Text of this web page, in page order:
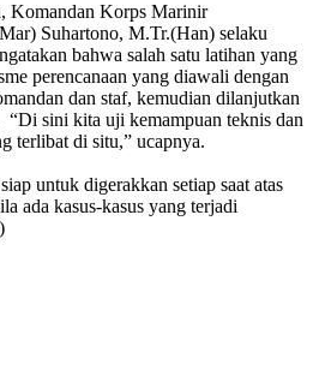
Komandan Korps Marinir
Suhartono, M.Tr.(Han) selaku
bahwa salah satu latihan yang
perencanaan yang diawali dengan
dan staf, kemudian dilanjutkan
“Di sini kita uji kemampuan teknis dan
terlibat di situ,” ucapnya.
untuk digerakkan setiap saat atas
ada kasus-kasus yang terjadi